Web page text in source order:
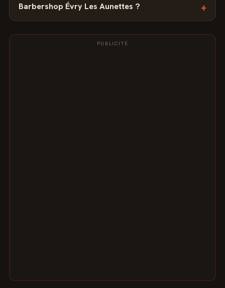
Barbershop Évry Les Aunettes ?
PUBLICITÉ